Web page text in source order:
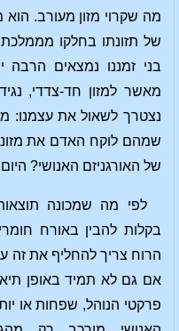
מה שקרוי מזון מעורב.
של תזונתו בחלקו
בני זמננו נמצאים הרבה
מאשר למזון חד-צדדי,
נצטרך לשאול את עצמנו:
שמהם לוקח האדם את
של האורגניזם האנושי?
לפי מה שמכונה
בקלות להבין באורח
הרוח צריך להחליף את זה
אם גם לא תמיד באופן
פרקטי הנוהל, שפחות או